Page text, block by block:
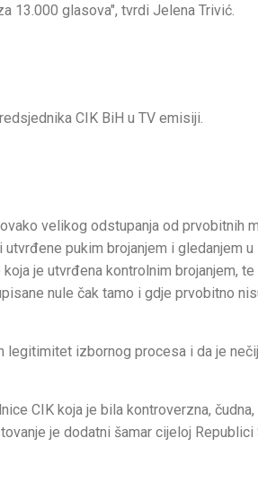
13.000 glasova", tvrdi Jelena Trivić.
CIK BiH u TV emisiji.
velikog odstupanja od prvobitnih
pukim brojanjem i gledanjem
je utvrđena kontrolnim brojanjem,
nule čak tamo i gdje prvobitno
legitimitet izbornog procesa i da je
CIK koja je bila kontroverzna,
je dodatni šamar cijeloj Republici